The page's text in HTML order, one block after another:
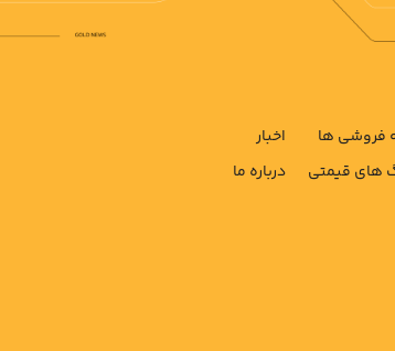
فروشی ها
های قیمتی
اخبار
درباره ما